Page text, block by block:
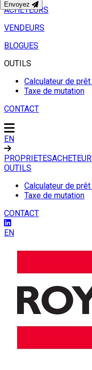
ACHETEURS
VENDEURS
BLOGUES
OUTILS
Calculateur de
Taxe de mutation
CONTACT
EN
PROPRIETES
OUTILS
Calculateur de
Taxe de mutation
CONTACT
EN
Envoyez